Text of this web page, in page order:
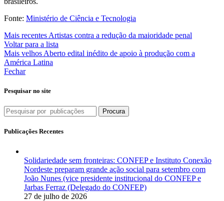
Fonte: Ministério de Ciência e Tecnologia
Mais recentes Artistas contra a redução da maioridade penal
Voltar para a lista
Mais velhos Aberto edital inédito de apoio à produção com a
América Latina
Fechar
Pesquisar no site
Procura
Publicações Recentes
Solidariedade sem fronteiras: CONFEP e Instituto Conexão
Nordeste preparam grande ação social para setembro com
João Nunes (vice presidente institucional do CONFEP e
Jarbas Ferraz (Delegado do CONFEP)
27 de julho de 2026